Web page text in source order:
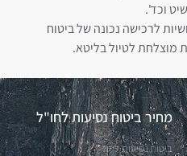
וכד'.
לרכישה נכונה של ביטוח
מוצלחת לטיול בליטא.
מחיר ביטוח נסיעות לחו"ל
ביטוח נסיעות לחול